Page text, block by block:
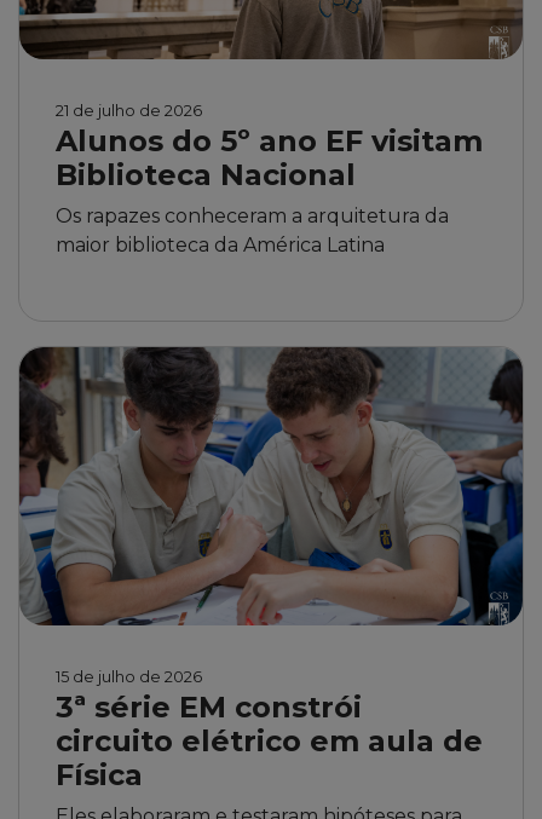
21 de julho de 2026
Alunos do 5º ano EF visitam
Biblioteca Nacional
Os rapazes conheceram a arquitetura da
maior biblioteca da América Latina
15 de julho de 2026
3ª série EM constrói
circuito elétrico em aula de
Física